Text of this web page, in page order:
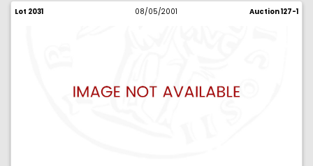
Lot 2031 08/05/2001 Auction 127-1